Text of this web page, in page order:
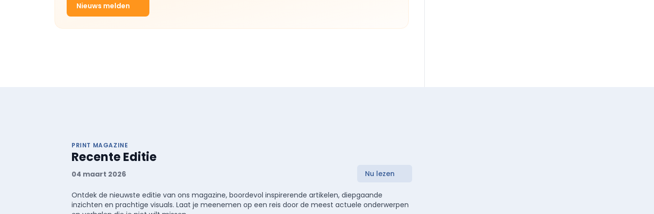
Nieuws melden
PRINT MAGAZINE
Recente Editie
04 maart 2026 Nu lezen
Ontdek de nieuwste editie van ons magazine, boordevol inspirerende artikelen, diepgaande
inzichten en prachtige visuals. Laat je meenemen op een reis door de meest actuele onderwerpen